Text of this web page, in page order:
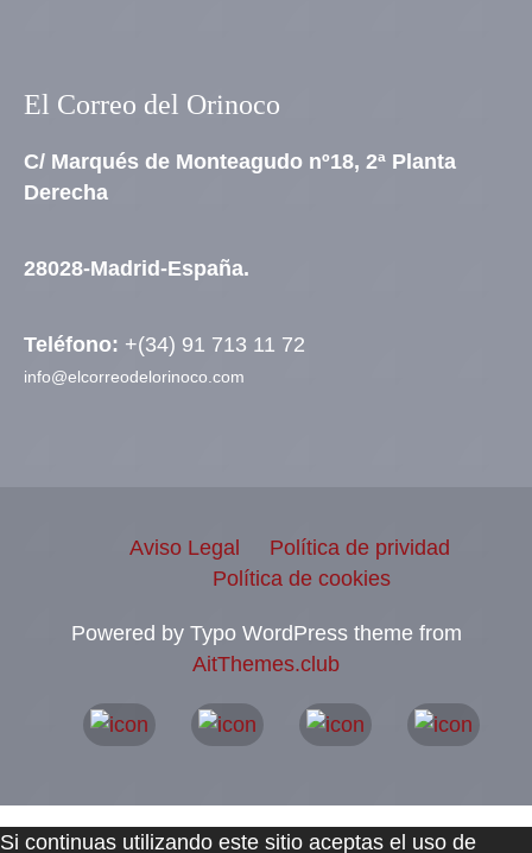
El Correo del Orinoco
C/ Marqués de Monteagudo nº18, 2ª Planta
Derecha
28028-Madrid-España.
Teléfono: +(34) 91 713 11 72
info@elcorreodelorinoco.com
Aviso Legal
Política de prividad
Política de cookies
Powered by Typo WordPress theme from
AitThemes.club
Si continuas utilizando este sitio aceptas el uso de